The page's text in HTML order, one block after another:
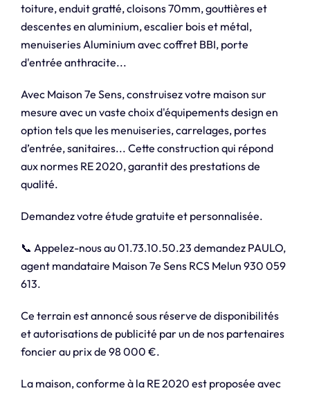
toiture, enduit gratté, cloisons 70mm, gouttières et
descentes en aluminium, escalier bois et métal,
menuiseries Aluminium avec coffret BBI, porte
d'entrée anthracite...
Avec Maison 7e Sens, construisez votre maison sur
mesure avec un vaste choix d'équipements design en
option tels que les menuiseries, carrelages, portes
d’entrée, sanitaires... Cette construction qui répond
aux normes RE 2020, garantit des prestations de
qualité.
Demandez votre étude gratuite et personnalisée.
📞 Appelez-nous au 01.73.10.50.23 demandez PAULO,
agent mandataire Maison 7e Sens RCS Melun 930 059
613.
Ce terrain est annoncé sous réserve de disponibilités
et autorisations de publicité par un de nos partenaires
foncier au prix de 98 000 €.
La maison, conforme à la RE 2020 est proposée avec